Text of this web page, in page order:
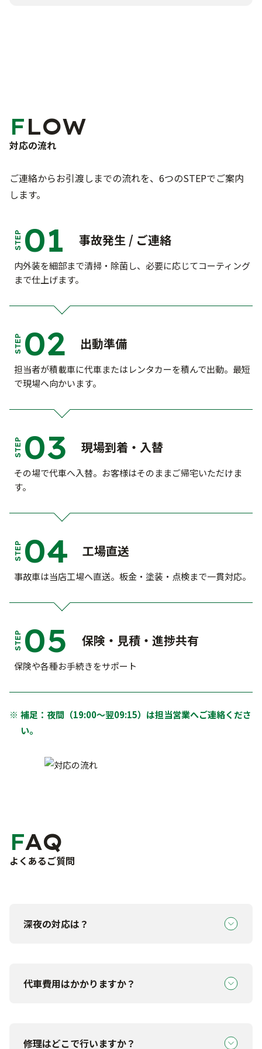
FLOW
対応の流れ
ご連絡からお引渡しまでの流れを、6つのSTEPでご案内
します。
STEP 01 事故発生 / ご連絡
内外装を細部まで清掃・除菌し、必要に応じてコーティング
まで仕上げます。
STEP 02 出動準備
担当者が積載車に代車またはレンタカーを積んで出動。最短
で現場へ向かいます。
STEP 03 現場到着・入替
その場で代車へ入替。お客様はそのままご帰宅いただけま
す。
STEP 04 工場直送
事故車は当店工場へ直送。板金・塗装・点検まで一貫対応。
STEP 05 保険・見積・進捗共有
保険や各種お手続きをサポート
補足：夜間（19:00～翌09:15）は担当営業へご連絡くださ
い。
FAQ
よくあるご質問
深夜の対応は？
代車費用はかかりますか？
ンタカー特約）」の有無を確認し、最適な手続きをご
修理はどこで行いますか？